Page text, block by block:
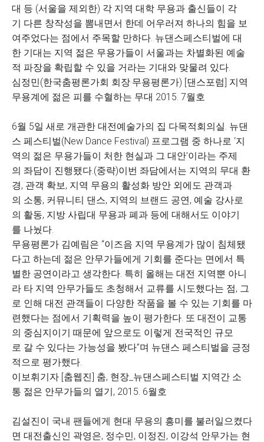
대 등 (서울을 제외한) 각 지역 대학 무용과 출신들이 각
기 다른 창작성을 뽐내면서 한데 어우러져 하나의 힘을 보
여주었다는 점에서 주목할 만하다. 뉴댄스페스티벌에 대
한 기대는 지역 젊은 무용가들이 서울과는 차별화된 예술
적 파장을 확립할 수 있을 거라는 기대와 맞물려 있다.
심정민(한국춤평론가회 회장·무용평론가) [댄스포럼] 지역
무용계에 젊은 피를 수혈하는 무대 2015. 7월호
6월 5일 새로 개관한 대전예술가의 집 다목적회의실. 뉴댄
스 페스티벌(New Dance Festival) 프로그램 중 하나로 ‘지
역의 젊은 무용가들이 처한 현실과 그 대안’이라는 주제
의 좌담이 진행됐다.(중략)이번 좌담에서는 지역의 무대 환
경, 관객 확보, 지역 무용의 활성화 방안 외에도 관객과
의 소통, 커뮤니티 댄스, 지역의 브랜드 공연, 예술 강사로
의 활동, 지방 사립대 무용과 폐과 등에 대해서도 이야기
를 나눴다.
무용평론가 김예림은 “이즈음 지역 무용계가 많이 침체됐
다고 하는데 젊은 안무가들에게 기회를 준다는 면에서 특
별한 공연이라고 생각한다. 특히 올해는 대전 지역뿐 아니
라 타 지역 안무가들도 초청해서 교류를 시도했다는 점, 그
로 인해 대전 관객들이 다양한 작품을 볼 수 있는 기회를 마
련했다는 점에서 기획력을 높이 평가한다. 또 대전이 교통
의 중심지이기 때문에 앞으로도 이렇게 전국적인 규모
로 갈 수 있다는 가능성을 봤다”며 뉴댄스 페스티벌을 긍정
적으로 평가했다.
이보휘기자 [춤웹진] 춤, 현장_뉴댄스페스티벌 지역간 소
통 젊은 안무가들의 열기, 2015. 6월호
김설진이 국내 팬들에게 현대 무용의 흥미를 불러일으켰다
면 대전출신인 곽영은, 정수민, 이정진, 이강석 안무가는 현